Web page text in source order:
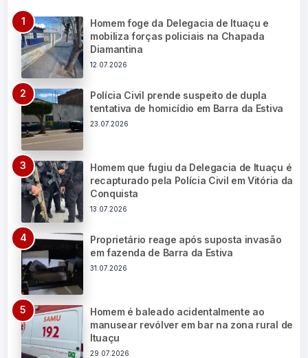
Homem foge da Delegacia de Ituaçu e
mobiliza forças policiais na Chapada
Diamantina
12.07.2026
Polícia Civil prende suspeito de dupla
tentativa de homicídio em Barra da Estiva
23.07.2026
Homem que fugiu da Delegacia de Ituaçu é
recapturado pela Polícia Civil em Vitória da
Conquista
13.07.2026
Proprietário reage após suposta invasão
em fazenda de Barra da Estiva
31.07.2026
Homem é baleado acidentalmente ao
manusear revólver em bar na zona rural de
Ituaçu
29.07.2026